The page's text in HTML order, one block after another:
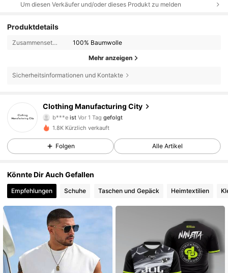
Um diesen Verkäufer und/oder dieses Produkt zu melden
Produktdetails
Zusammensetzung: 100% Baumwolle
Mehr anzeigen
Sicherheitsinformationen und Kontakte
Clothing Manufacturing City
4,50
54 Follower
b***eist Vor 1 Tag gefolgt
4,50
4,50 54 Follower
4,50 54 Follower
4,50 54 Follower
1.8K Kürzlich verkauft
Folgen Alle Artikel
Könnte Dir Auch Gefallen
Empfehlungen Schuhe Taschen und Gepäck Heimtextilien